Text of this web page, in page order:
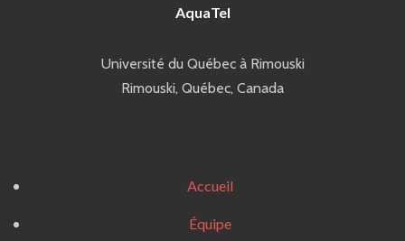
AquaTel
Université du Québec à Rimouski
Rimouski, Québec, Canada
Accueil
Équipe